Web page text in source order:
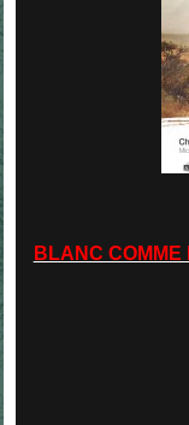
BLANC